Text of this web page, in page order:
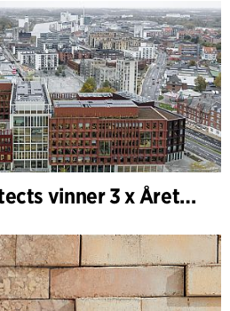
C.F. Møller Architects vinner 3 x Årets Bygg 2025